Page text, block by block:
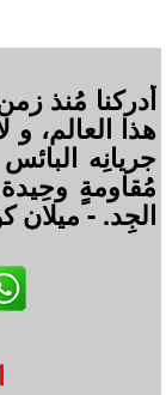
أدركنا مُنذ
هذا العالم، و
جريانِه
مُقاومةٍ
الجِد. - ميلان